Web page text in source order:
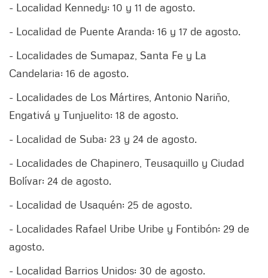
- Localidad Kennedy: 10 y 11 de agosto.
- Localidad de Puente Aranda: 16 y 17 de agosto.
- Localidades de Sumapaz, Santa Fe y La
Candelaria: 16 de agosto.
- Localidades de Los Mártires, Antonio Nariño,
Engativá y Tunjuelito: 18 de agosto.
- Localidad de Suba: 23 y 24 de agosto.
- Localidades de Chapinero, Teusaquillo y Ciudad
Bolívar: 24 de agosto.
- Localidad de Usaquén: 25 de agosto.
- Localidades Rafael Uribe Uribe y Fontibón: 29 de
agosto.
- Localidad Barrios Unidos: 30 de agosto.